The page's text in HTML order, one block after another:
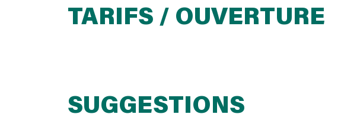
TARIFS / OUVERTURE
SUGGESTIONS